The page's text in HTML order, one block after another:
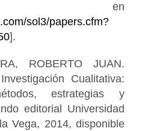
en
sol3/papers.cfm?
].
ROBERTO JUAN.
Cualitativa:
estrategias y
editorial Universidad
Vega, 2014, disponible